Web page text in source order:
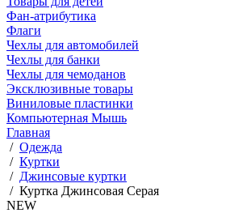
Фан-атрибутика
Флаги
Чехлы для автомобилей
Чехлы для банки
Чехлы для чемоданов
Эксклюзивные товары
Виниловые пластинки
Компьютерная Мышь
Главная
/ Одежда
/ Куртки
/ Джинсовые куртки
/ Куртка Джинсовая Серая
NEW